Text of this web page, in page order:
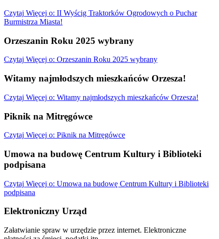
Czytaj Więcej o: II Wyścig Traktorków Ogrodowych o Puchar
Burmistrza Miasta!
Orzeszanin Roku 2025 wybrany
Czytaj Więcej o: Orzeszanin Roku 2025 wybrany
Witamy najmłodszych mieszkańców Orzesza!
Czytaj Więcej o: Witamy najmłodszych mieszkańców Orzesza!
Piknik na Mitręgówce
Czytaj Więcej o: Piknik na Mitręgówce
Umowa na budowę Centrum Kultury i Biblioteki
podpisana
Czytaj Więcej o: Umowa na budowę Centrum Kultury i Biblioteki
podpisana
Elektroniczny Urząd
Załatwianie spraw w urzędzie przez internet. Elektroniczne